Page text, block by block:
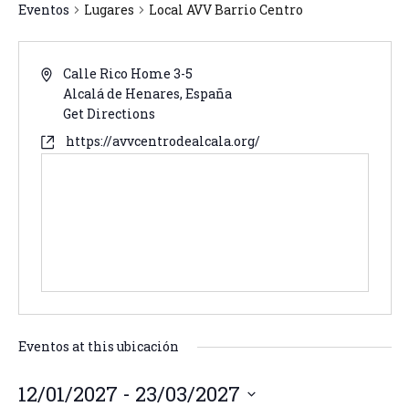
Eventos Lugares Local AVV Barrio Centro
Calle Rico Home 3-5
Alcalá de Henares, España
Get Directions
https://avvcentrodealcala.org/
Eventos at this ubicación
12/01/2027 - 23/03/2027